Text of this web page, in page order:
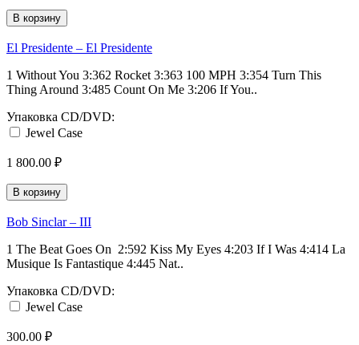
В корзину
El Presidente ‎– El Presidente
1 Without You 3:362 Rocket 3:363 100 MPH 3:354 Turn This
Thing Around 3:485 Count On Me 3:206 If You..
Упаковка CD/DVD:
Jewel Case
1 800.00 ₽
В корзину
Bob Sinclar ‎– III
1 The Beat Goes On 2:592 Kiss My Eyes 4:203 If I Was 4:414 La
Musique Is Fantastique 4:445 Nat..
Упаковка CD/DVD:
Jewel Case
300.00 ₽